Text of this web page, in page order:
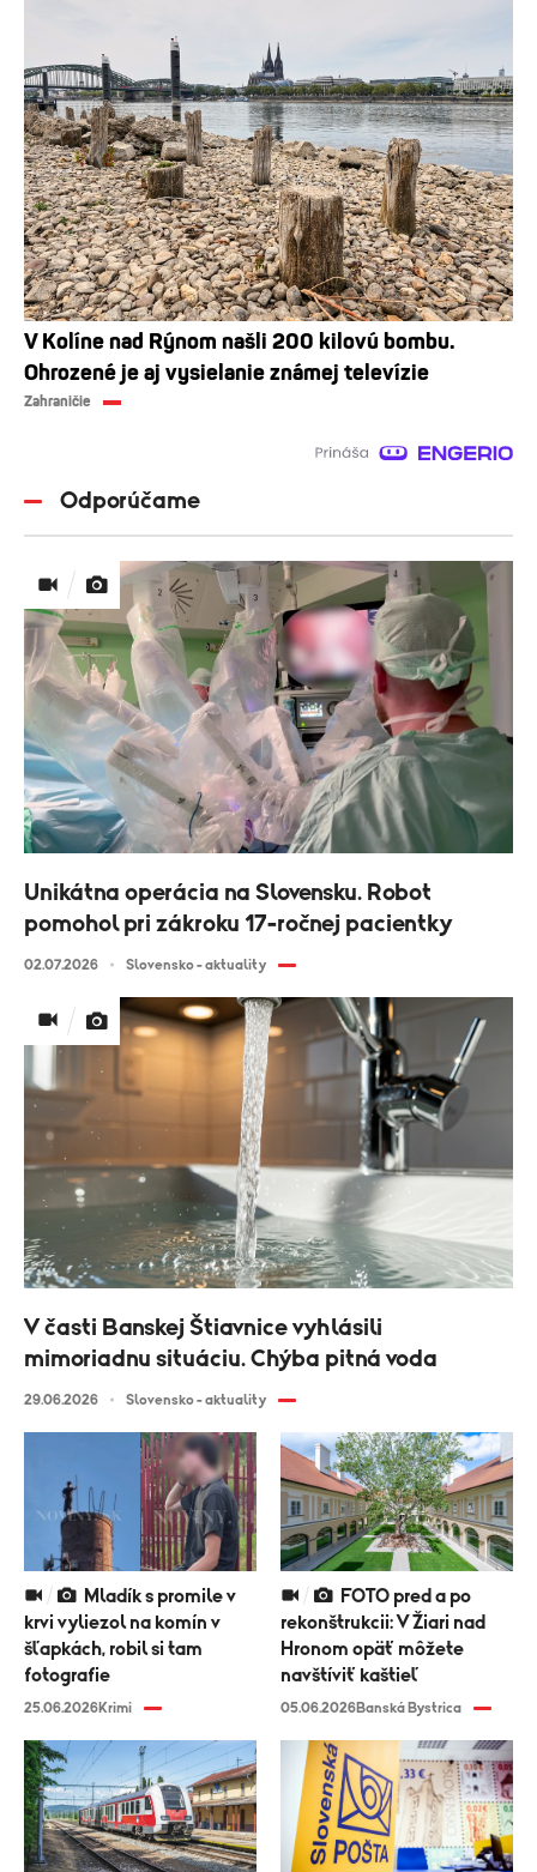
V Kolíne nad Rýnom našli 200 kilovú bombu.
Ohrozené je aj vysielanie známej televízie
Zahraničie
Odporúčame
Unikátna operácia na Slovensku. Robot
pomohol pri zákroku 17-ročnej pacientky
02.07.2026 Slovensko - aktuality
V časti Banskej Štiavnice vyhlásili
mimoriadnu situáciu. Chýba pitná voda
29.06.2026 Slovensko - aktuality
krvi vyliezol na komín v
šľapkách, robil si tam
fotografie
25.06.2026Krimi
rekonštrukcii: V Žiari nad
Hronom opäť môžete
navštíviť kaštieľ
05.06.2026Banská Bystrica